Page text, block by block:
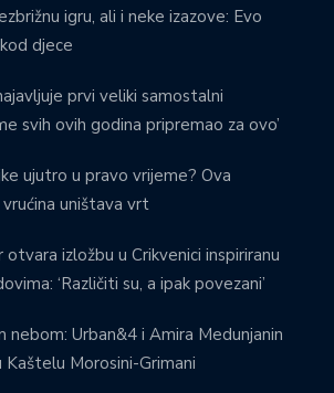
igru, ali i neke izazove: Evo
djece
prvi veliki samostalni
svih ovih godina pripremao za ovo’
ujutro u pravo vrijeme? Ova
uništava vrt
otvara izložbu u Crikvenici inspiriranu
‘Različiti su, a ipak povezani’
nebom: Urban&4 i Amira Medunjanin
Morosini-Grimani